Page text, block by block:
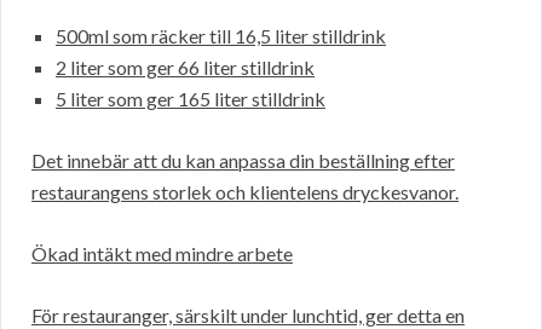
500ml som räcker till 16,5 liter stilldrink
2 liter som ger 66 liter stilldrink
5 liter som ger 165 liter stilldrink
Det innebär att du kan anpassa din beställning efter
restaurangens storlek och klientelens dryckesvanor.
Ökad intäkt med mindre arbete
För restauranger, särskilt under lunchtid, ger detta en